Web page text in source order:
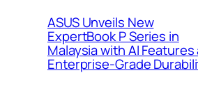
ASUS Unveils New
ExpertBook P Series in
Malaysia with AI Features
Enterprise-Grade